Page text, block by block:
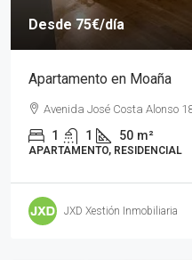
Desde75€/día
Apartamento en Moaña
Avenida José Costa Alonso
1 1 50 m²
APARTAMENTO, RESIDENCIAL
JXD Xestión Inmobiliaria